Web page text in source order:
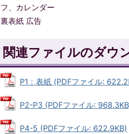
フ、カレンダー
裏表紙 広告
関連ファイルのダウ
P1：表紙 (PDFファイル:
P2-P3 (PDFファイル:
P4-5 (PDFファイル: 622.9KB)